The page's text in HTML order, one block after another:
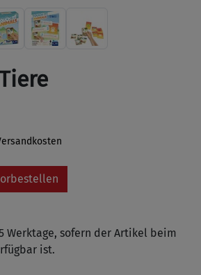
Werktage, sofern der Artikel beim
ist.